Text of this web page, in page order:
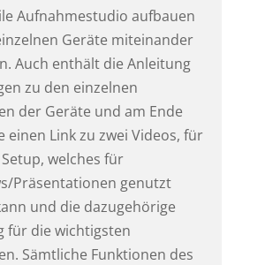
Aufnahmestudio aufbauen
Geräte miteinander
Auch enthält die Anleitung
zu den einzelnen
der Geräte und am Ende
einen Link zu zwei Videos, für
welches für
Präsentationen genutzt
und die dazugehörige
für die wichtigsten
Sämtliche Funktionen des